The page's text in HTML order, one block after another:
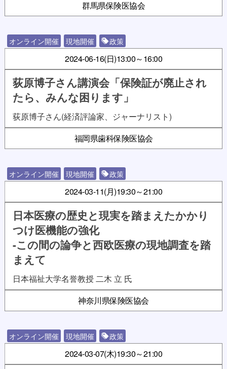
群馬県保険医協会
オンライン開催 現地開催 政策
2024-06-16(日)13:00～16:00
荻原博子さん講演会「保険証が廃止され
たら、みんな困ります」
荻原博子さん(経済評論家、ジャーナリスト)
福岡県歯科保険医協会
オンライン開催 現地開催 政策
2024-03-11(月)19:30～21:00
日本医療の歴史と現実を踏まえたかかり
つけ医機能の強化
-この間の論争と西欧医療の現地調査を踏
まえて
日本福祉大学名誉教授 二木 立 氏
神奈川県保険医協会
オンライン開催 現地開催 政策
2024-03-07(木)19:30～21:00